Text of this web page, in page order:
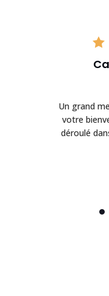
Un grand
votre
déroulé